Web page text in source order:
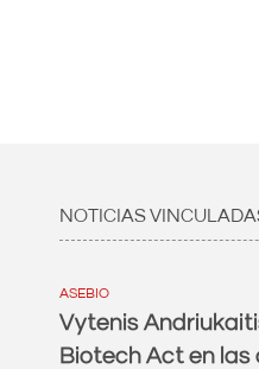
NOTICIAS
ASEBIO
Vytenis
Biotech Act en las